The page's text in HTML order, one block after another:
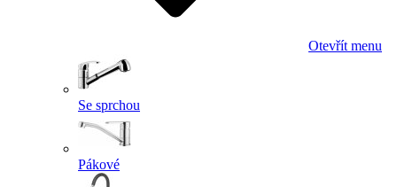
Otevřít menu
Se sprchou
Pákové